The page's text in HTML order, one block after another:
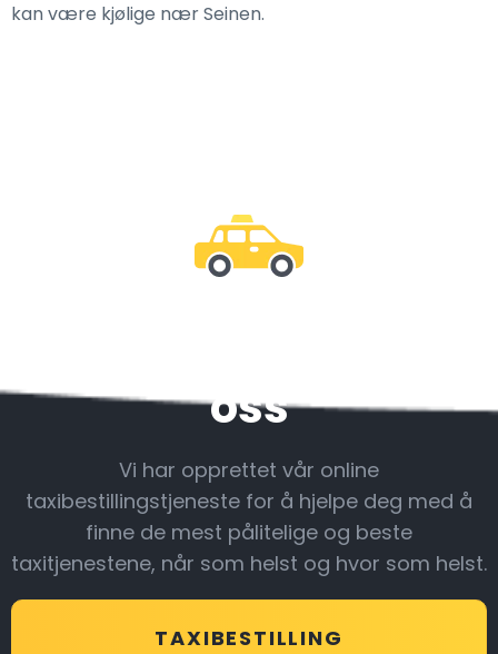
kan være kjølige nær Seinen.
oss
Vi har opprettet vår online
taxibestillingstjeneste for å hjelpe deg med å
finne de mest pålitelige og beste
taxitjenestene, når som helst og hvor som helst.
TAXIBESTILLING